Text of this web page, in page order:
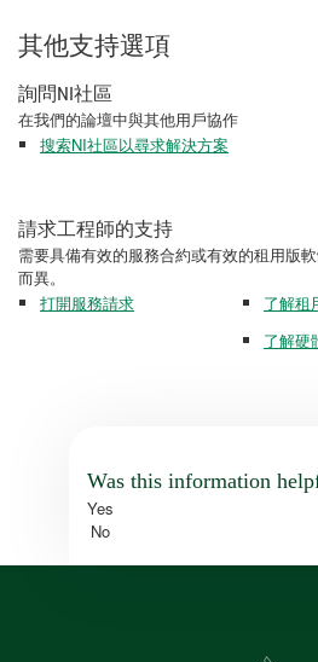
其他支持選項
詢問NI社區
在我們的論壇中與其他用戶協作
搜索NI社區以尋求解決方案
請求工程師的支持
需要具備有效的服務合約或有效的租用版
而異。
打開服務請求
了解租
了解硬
Was this information
Yes
No